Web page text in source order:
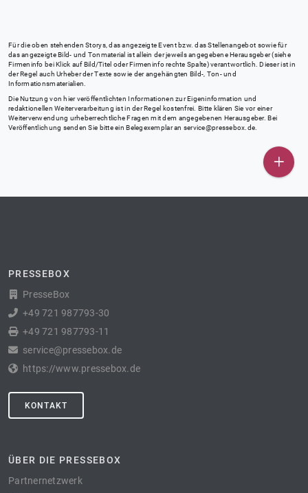
Für die oben stehenden Storys, das angezeigte Event bzw. das Stellenangebot sowie für
das angezeigte Bild- und Tonmaterial ist allein der jeweils angegebene Herausgeber (siehe
Firmeninfo bei Klick auf Bild/Titel oder Firmeninfo rechte Spalte) verantwortlich. Dieser ist in
der Regel auch Urheber der Texte sowie der angehängten Bild-, Ton- und
Informationsmaterialien.
Die Nutzung von hier veröffentlichten Informationen zur Eigeninformation und
redaktionellen Weiterverarbeitung ist in der Regel kostenfrei. Bitte klären Sie vor einer
Weiterverwendung urheberrechtliche Fragen mit dem angegebenen Herausgeber. Bei
Veröffentlichung senden Sie bitte ein Belegexemplar an service@pressebox.de
PRESSEBOX
PresseBox
+49 721 987793-30
+49 721 987793-11
service@pressebox.de
https://www.pressebox.de
KONTAKT
ÜBER DIE PRESSEBOX
Partnernetzwerk